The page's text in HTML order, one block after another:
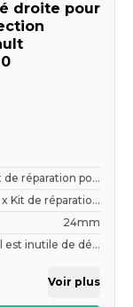
droite pour
de réparation po...
x Kit de réparatio...
24mm
est inutile de dé...
Voir plus